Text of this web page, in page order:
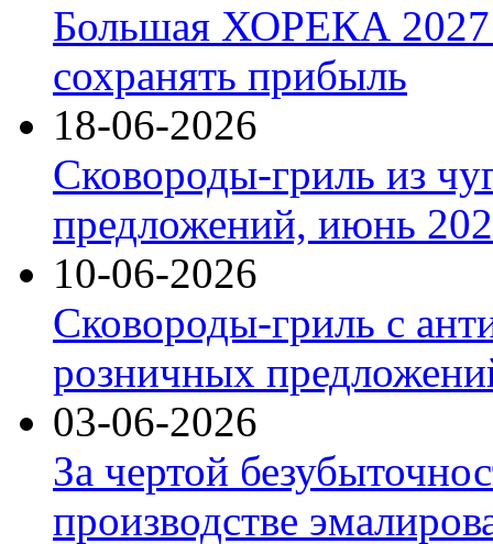
Большая ХОРЕКА 2027:
сохранять прибыль
18-06-2026
Сковороды-гриль из
предложений, июнь
10-06-2026
Сковороды-гриль с
розничных
03-06-2026
За чертой
производстве